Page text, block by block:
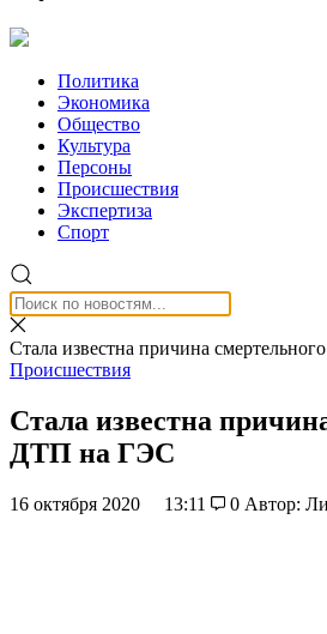
Политика
Экономика
Общество
Культура
Персоны
Происшествия
Экспертиза
Спорт
Стала известна причина
Происшествия
Стала известна
ДТП на ГЭС
16 октября 2020 13:11 0 Автор: